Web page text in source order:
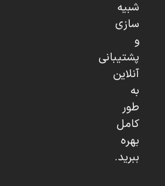
شبیه
سازی
و
پشتیبانی
آنلاین
به
طور
کامل
بهره
ببرید.